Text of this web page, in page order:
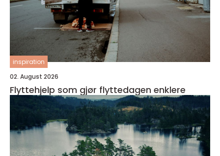
inspiration
02. August 2026
Flyttehjelp som gjør flyttedagen enklere